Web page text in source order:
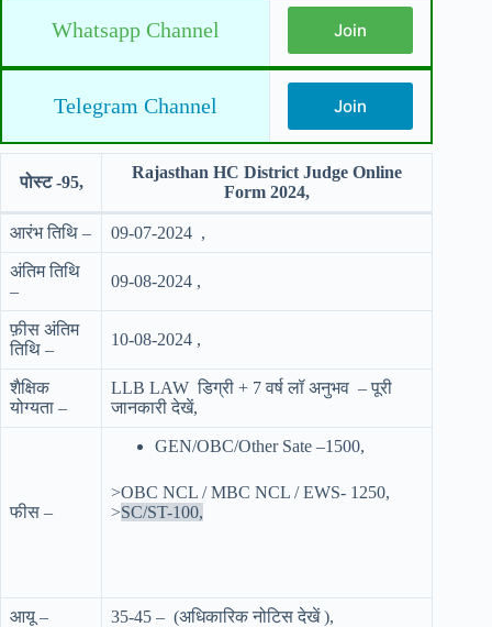
Whatsapp Channel Join
Telegram Channel Join
पोस्ट -95,
Rajasthan HC District Judge Online
Form 2024,
आरंभ तिथि – 09-07-2024 ,
अंतिम तिथि
–
09-08-2024 ,
फ़ीस अंतिम
तिथि –
10-08-2024 ,
शैक्षिक
योग्यता –
LLB LAW डिग्री + 7 वर्ष लॉ अनुभव – पूरी
जानकारी देखें,
फीस –
GEN/OBC/Other Sate –1500,
>OBC NCL / MBC NCL / EWS- 1250,
>SC/ST-100,
आयू – 35-45 – (अधिकारिक नोटिस देखें ),